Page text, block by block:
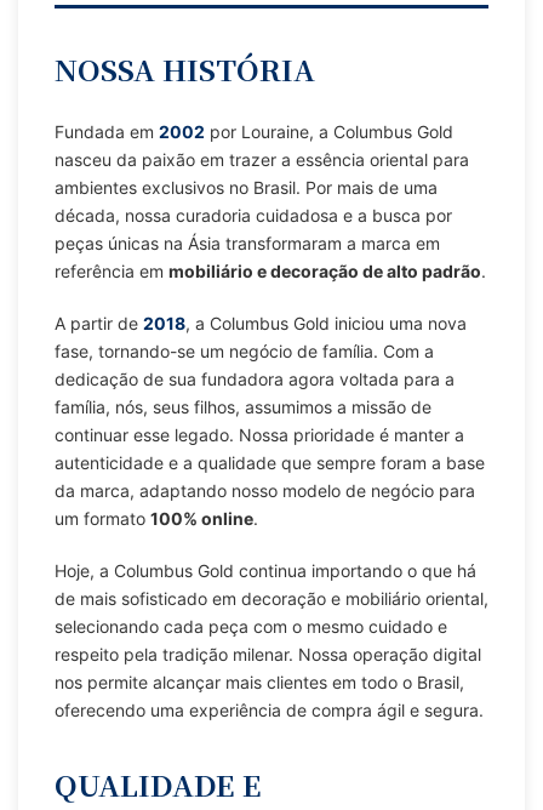
NOSSA HISTÓRIA
Fundada em 2002 por Louraine, a Columbus Gold
nasceu da paixão em trazer a essência oriental para
ambientes exclusivos no Brasil. Por mais de uma
década, nossa curadoria cuidadosa e a busca por
peças únicas na Ásia transformaram a marca em
referência em mobiliário e decoração de alto padrão.
A partir de 2018, a Columbus Gold iniciou uma nova
fase, tornando-se um negócio de família. Com a
dedicação de sua fundadora agora voltada para a
família, nós, seus filhos, assumimos a missão de
continuar esse legado. Nossa prioridade é manter a
autenticidade e a qualidade que sempre foram a base
da marca, adaptando nosso modelo de negócio para
um formato 100% online.
Hoje, a Columbus Gold continua importando o que há
de mais sofisticado em decoração e mobiliário oriental,
selecionando cada peça com o mesmo cuidado e
respeito pela tradição milenar. Nossa operação digital
nos permite alcançar mais clientes em todo o Brasil,
oferecendo uma experiência de compra ágil e segura.
QUALIDADE E